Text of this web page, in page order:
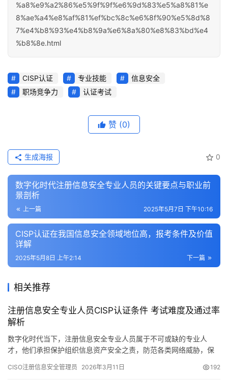
%a8%e9%a2%86%e5%9f%9f%e6%9d%83%e5%a8%81%e
8%ae%a4%e8%af%81%ef%bc%8c%e6%8f%90%e5%8d%8
7%e4%b8%93%e4%b8%9a%e6%8a%80%e8%83%bd%e4
%b8%8e.html
CISP认证 专业技能
信息安全
职场竞争力
认证考试
赞 (0)
0
生成海报
数字化时代注册信息安全专业人员的关键要点与职业前
景剖析
上一篇 2025年5月7日 下午10:16
CISP认证在我国信息安全领域地位高，报考条件及价值
详解
下一篇
2025年5月8日 上午2:14
相关推荐
注册信息安全专业人员CISP认证条件 考试难度及通过率
解析
数字化时代当下，注册信息安全专业人员属于不可或缺的专业人
才，他们承担保护组织信息资产安全之责，防范各类网络威胁，保
CISO注册信息安全管理员 2026年3月11日 192